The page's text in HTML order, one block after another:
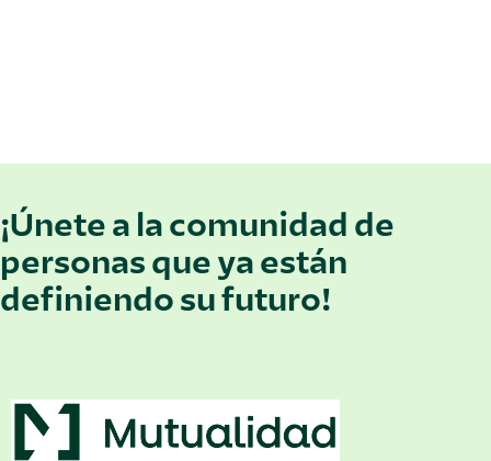
¡Únete a la comunidad de
personas que ya están
definiendo su futuro!